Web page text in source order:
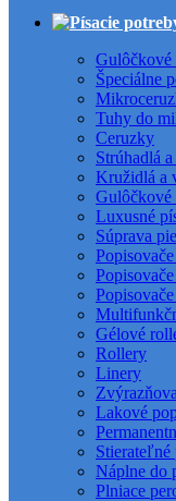
Gulôčkové
Špeciálne
Tuhy do
Ceruzky
Strúhadlá
Kružidlá a
Luxusné
Súprava
Gélové
Rollery
Linery
Lakové
Stierateľné
Náplne do
Plniace